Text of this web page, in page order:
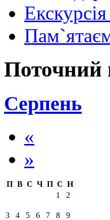
Поточний
Серпень
«
»
П В С Ч П С Н
1
2
3 4 5 6 7 8 9